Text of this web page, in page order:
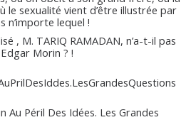
le sexualité vient d’être illustrée par
n’importe lequel !
, M. TARIQ RAMADAN, n’a-t-il pas
Morin ? !
Au Péril Des Idées. Les Grandes